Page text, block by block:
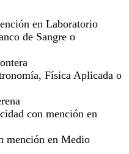
en Laboratorio
de Sangre o
Física Aplicada o
con mención en
mención en Medio